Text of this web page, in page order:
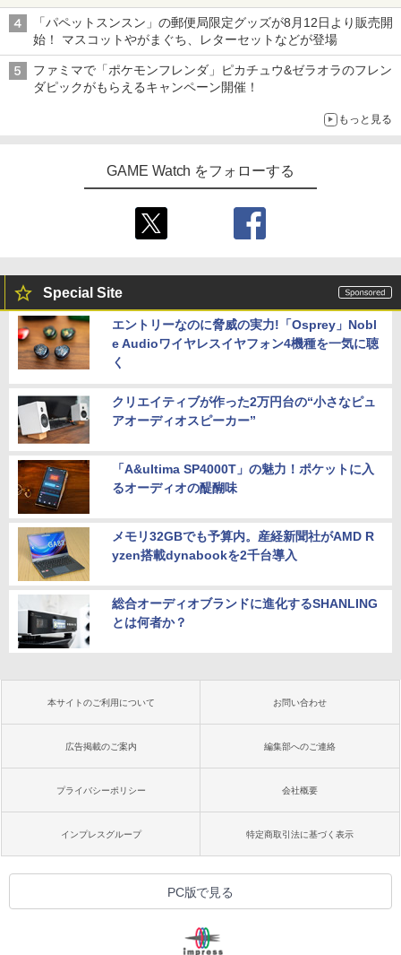
ニンテンドーeショップでは「大神 絶景版」が67%オフで990円
「パペットスンスン」の郵便局限定グッズが8月12日より販売開
始！ マスコットやがまぐち、レターセットなどが登場
ファミマで「ポケモンフレンダ」ピカチュウ&ゼラオラのフレン
ダピックがもらえるキャンペーン開催！
もっと見る
GAME Watch をフォローする
Special Site
エントリーなのに脅威の実力!「Osprey」Nobl
e Audioワイヤレスイヤフォン4機種を一気に聴
く
クリエイティブが作った2万円台の“小さなピュ
アオーディオスピーカー”
「A&ultima SP4000T」の魅力！ポケットに入
るオーディオの醍醐味
メモリ32GBでも予算内。産経新聞社がAMD R
yzen搭載dynabookを2千台導入
総合オーディオブランドに進化するSHANLING
とは何者か？
本サイトのご利用について お問い合わせ
広告掲載のご案内 編集部へのご連絡
プライバシーポリシー 会社概要
インプレスグループ 特定商取引法に基づく表示
PC版で見る